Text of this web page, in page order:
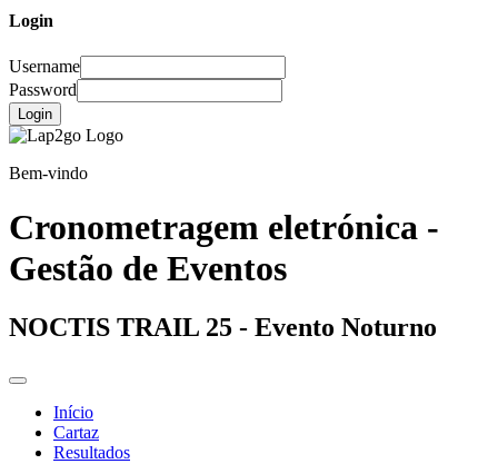
Login
Username
Password
Login
Bem-vindo
Cronometragem eletrónica -
Gestão de Eventos
NOCTIS TRAIL 25 - Evento Noturno
Início
Cartaz
Resultados